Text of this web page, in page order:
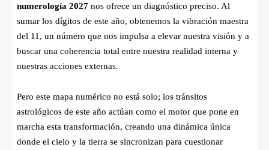
numerología 2027 nos ofrece un diagnóstico preciso. Al
sumar los dígitos de este año, obtenemos la vibración maestra
del 11, un número que nos impulsa a elevar nuestra visión y a
buscar una coherencia total entre nuestra realidad interna y
nuestras acciones externas.
Pero este mapa numérico no está solo; los tránsitos
astrológicos de este año actúan como el motor que pone en
marcha esta transformación, creando una dinámica única
donde el cielo y la tierra se sincronizan para cuestionar